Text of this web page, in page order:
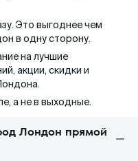
Это выгоднее чем
в одну сторону.
на лучшие
акции, скидки и
а не в выходные.
Лондон прямой